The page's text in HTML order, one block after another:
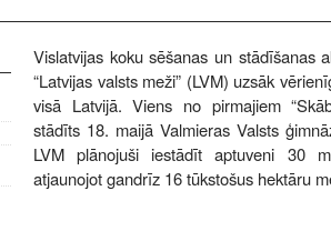
Vislatvijas koku sēšanas un stādīšanas
“Latvijas valsts meži” (LVM) uzsāk
visā Latvijā. Viens no pirmajiem
stādīts 18. maijā Valmieras Valsts
LVM plānojuši iestādīt aptuveni 30
atjaunojot gandrīz 16 tūkstošus hektāru